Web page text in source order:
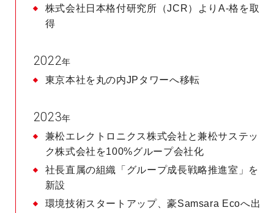
株式会社日本格付研究所（JCR）よりA-格を取
得
2022年
東京本社を丸の内JPタワーへ移転
2023年
兼松エレクトロニクス株式会社と兼松サステッ
ク株式会社を100%グループ会社化
社長直属の組織「グループ成長戦略推進室」を
新設
環境技術スタートアップ、豪Samsara Ecoへ出